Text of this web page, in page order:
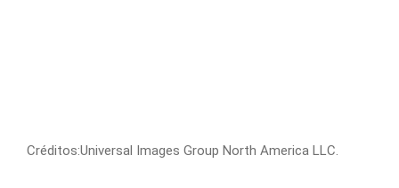
Créditos:Universal Images Group North America LLC.